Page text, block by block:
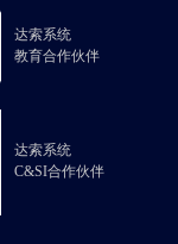
达索系统
教育合作伙伴
达索系统
C&SI合作伙伴